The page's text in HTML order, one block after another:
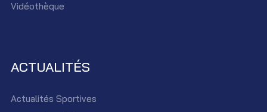
Vidéothèque
ACTUALITÉS
Actualités Sportives